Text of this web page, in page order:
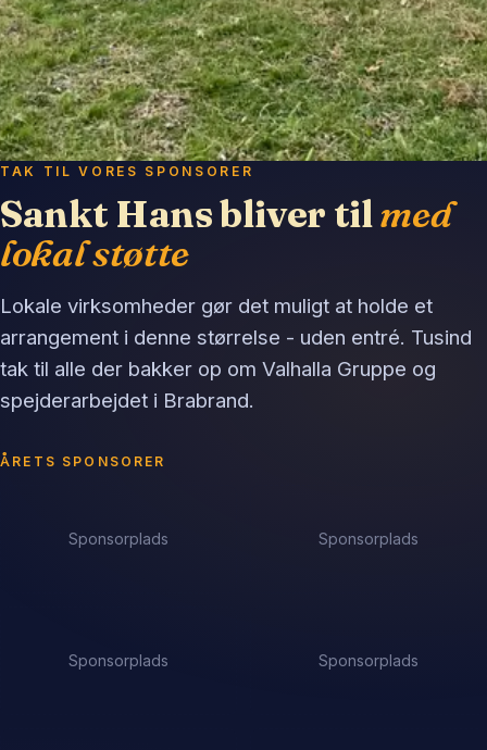
TAK TIL VORES SPONSORER
Sankt Hans bliver tilmed
lokal støtte
Lokale virksomheder gør det muligt at holde et
arrangement i denne størrelse - uden entré. Tusind
tak til alle der bakker op om Valhalla Gruppe og
spejderarbejdet i Brabrand.
ÅRETS SPONSORER
Sponsorplads Sponsorplads
Sponsorplads Sponsorplads